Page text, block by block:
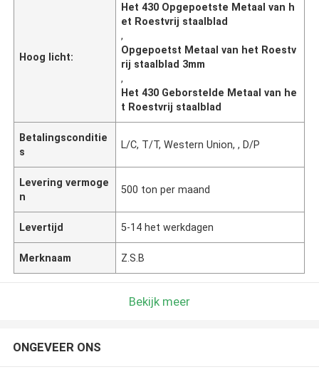
Hoog licht:
Het 430 Opgepoetste Metaal van h
et Roestvrij staalblad
,
Opgepoetst Metaal van het Roestv
rij staalblad 3mm
,
Het 430 Geborstelde Metaal van he
t Roestvrij staalblad
Betalingsconditie
s
L/C, T/T, Western Union, , D/P
Levering vermoge
n
500 ton per maand
Levertijd 5-14 het werkdagen
Merknaam Z.S.B
Bekijk meer
ONGEVEER ONS